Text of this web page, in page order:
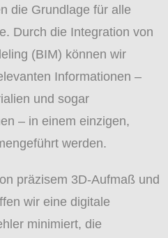
die Grundlage für alle
Durch die Integration von
(BIM) können wir
Informationen –
und sogar
– in einem einzigen,
werden.
präzisem 3D-Aufmaß und
wir eine digitale
minimiert, die